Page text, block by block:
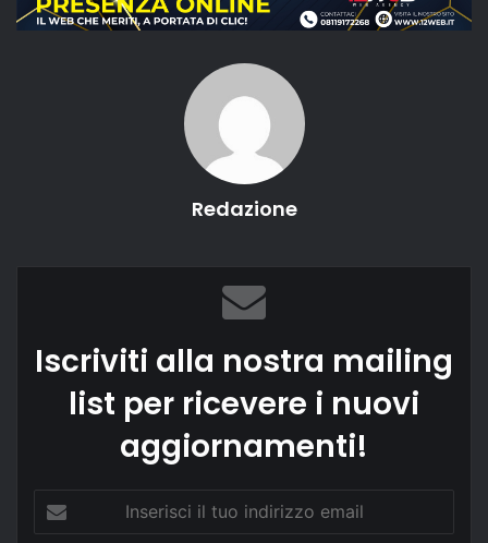
Redazione
Iscriviti alla nostra mailing
list per ricevere i nuovi
aggiornamenti!